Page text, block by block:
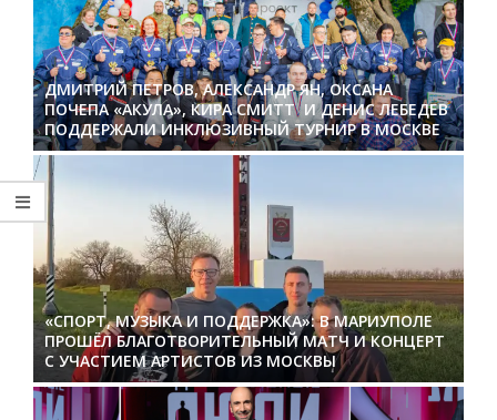
ДМИТРИЙ ПЕТРОВ, АЛЕКСАНДР ЯН, ОКСАНА
ПОЧЕПА «АКУЛА», КИРА СМИТТ И ДЕНИС ЛЕБЕДЕВ
ПОДДЕРЖАЛИ ИНКЛЮЗИВНЫЙ ТУРНИР В МОСКВЕ
«СПОРТ, МУЗЫКА И ПОДДЕРЖКА»: В МАРИУПОЛЕ
ПРОШЁЛ БЛАГОТВОРИТЕЛЬНЫЙ МАТЧ И КОНЦЕРТ
С УЧАСТИЕМ АРТИСТОВ ИЗ МОСКВЫ